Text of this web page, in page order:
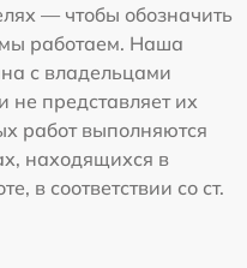
— чтобы обозначить
мы работаем. Наша
с владельцами
не представляет их
работ выполняются
находящихся в
в соответствии со ст.